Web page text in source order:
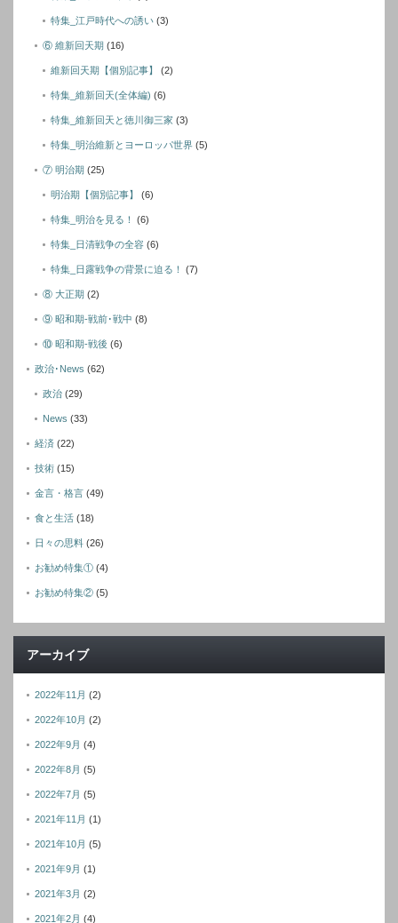
特集_江戸時代への誘い (3)
⑥ 維新回天期 (16)
維新回天期【個別記事】 (2)
特集_維新回天(全体編) (6)
特集_維新回天と徳川御三家 (3)
特集_明治維新とヨーロッパ世界 (5)
⑦ 明治期 (25)
明治期【個別記事】 (6)
特集_明治を見る！ (6)
特集_日清戦争の全容 (6)
特集_日露戦争の背景に迫る！ (7)
⑧ 大正期 (2)
⑨ 昭和期-戦前･戦中 (8)
⑩ 昭和期-戦後 (6)
政治･News (62)
政治 (29)
News (33)
経済 (22)
技術 (15)
金言・格言 (49)
食と生活 (18)
日々の思料 (26)
お勧め特集① (4)
お勧め特集② (5)
アーカイブ
2022年11月 (2)
2022年10月 (2)
2022年9月 (4)
2022年8月 (5)
2022年7月 (5)
2021年11月 (1)
2021年10月 (5)
2021年9月 (1)
2021年3月 (2)
2021年2月 (4)